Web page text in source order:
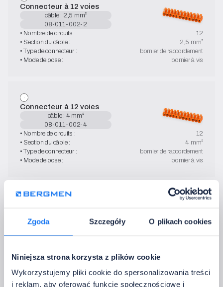
Zgoda Szczegóły O plikach cookies
Niniejsza strona korzysta z plików cookie
Wykorzystujemy pliki cookie do spersonalizowania treści
i reklam, aby oferować funkcje społecznościowe i
Connecteur à 12 voies
câble : 2,5 mm²
08-011-002-2
• Nombre de circuits :
12
• Section du câble :
2,5 mm²
• Type de connecteur :
bornier de raccordement
• Mode de pose :
bornier à vis
Connecteur à 12 voies
câble : 4 mm²
08-011-002-4
• Nombre de circuits :
12
• Section du câble :
4 mm²
• Type de connecteur :
bornier de raccordement
• Mode de pose :
bornier à vis
08-011-002-6
• Nombre de circuits :
• Mode de pose :